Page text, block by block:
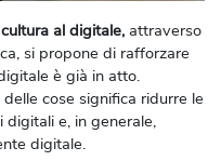
al digitale, attraverso
si propone di rafforzare
è già in atto.
cose significa ridurre le
digitali e, in generale,
digitale.